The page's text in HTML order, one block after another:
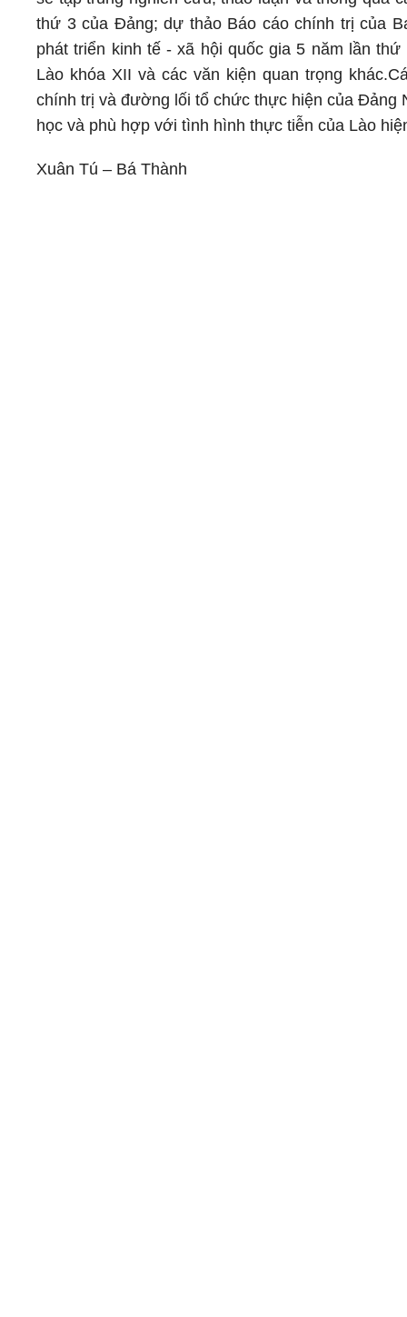
thứ 3 của Đảng; dự thảo Báo cáo chính trị của
phát triển kinh tế - xã hội quốc gia 5 năm lần
Lào khóa XII và các văn kiện quan trọng
chính trị và đường lối tổ chức thực hiện của Đảng
học và phù hợp với tình hình thực tiễn của Lào
Xuân Tú – Bá Thành